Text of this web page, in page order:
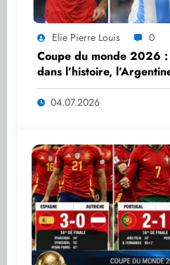
Elie Pierre Louis 0
Coupe du monde 2026 :
dans l’histoire,
justesse, la Colombie
des huitièmes
04.07.2026